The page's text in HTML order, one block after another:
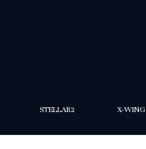
STELLAR2 X-WING